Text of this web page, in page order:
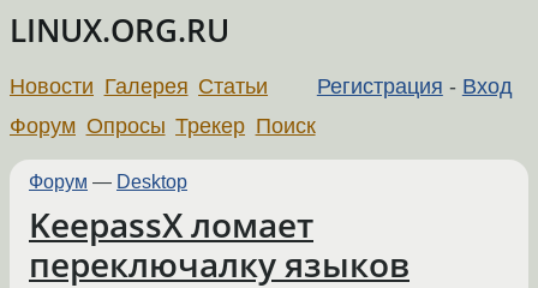
LINUX.ORG.RU
Регистрация - Вход
Новости Галерея Статьи
Форум Опросы Трекер Поиск
Форум — Desktop
KeepassX ломает
переключалку языков